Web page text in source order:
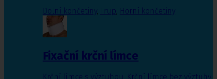
Dolní končetiny, Trup, Horní končetiny
Fixační krční límce
Krční límce s výztuhou Krční límce bez výztuhy